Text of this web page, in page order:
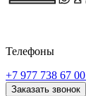
Телефоны
+7 977 738 67 00
Заказать звонок